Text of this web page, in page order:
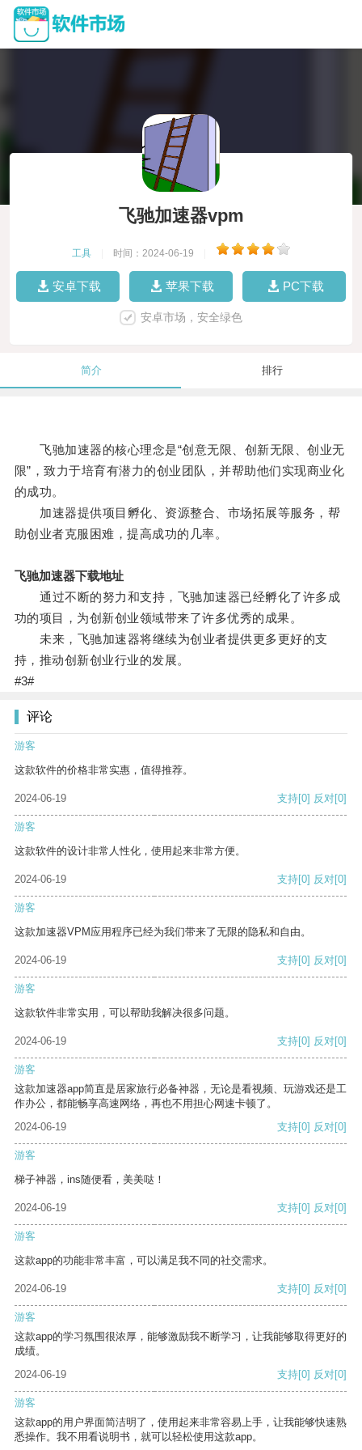
飞驰加速器vpm
工具 时间：2024-06-19
安卓下载 苹果下载 PC下载
安卓市场，安全绿色
简介 排行
飞驰加速器的核心理念是“创意无限、创新无限、创业无
限”，致力于培育有潜力的创业团队，并帮助他们实现商业化
的成功。
加速器提供项目孵化、资源整合、市场拓展等服务，帮
助创业者克服困难，提高成功的几率。
飞驰加速器下载地址
通过不断的努力和支持，飞驰加速器已经孵化了许多成
功的项目，为创新创业领域带来了许多优秀的成果。
未来，飞驰加速器将继续为创业者提供更多更好的支
持，推动创新创业行业的发展。
#3#
评论
游客
这款软件的价格非常实惠，值得推荐。
2024-06-19 支持[0] 反对[0]
游客
这款软件的设计非常人性化，使用起来非常方便。
2024-06-19 支持[0] 反对[0]
游客
这款加速器VPM应用程序已经为我们带来了无限的隐私和自由。
2024-06-19 支持[0] 反对[0]
游客
这款软件非常实用，可以帮助我解决很多问题。
2024-06-19 支持[0] 反对[0]
游客
这款加速器app简直是居家旅行必备神器，无论是看视频、玩游戏还是工
作办公，都能畅享高速网络，再也不用担心网速卡顿了。
2024-06-19
支持[0] 反对[0]
游客
梯子神器，ins随便看，美美哒！
2024-06-19 支持[0] 反对[0]
游客
这款app的功能非常丰富，可以满足我不同的社交需求。
2024-06-19 支持[0] 反对[0]
游客
这款app的学习氛围很浓厚，能够激励我不断学习，让我能够取得更好的
成绩。
2024-06-19
支持[0] 反对[0]
游客
这款app的用户界面简洁明了，使用起来非常容易上手，让我能够快速熟
悉操作。我不用看说明书，就可以轻松使用这款app。